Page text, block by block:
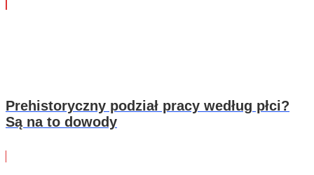
Prehistoryczny podział pracy według płci?
Są na to dowody